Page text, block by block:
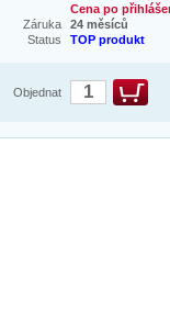
Cena po
Záruka
24 měsíců
Status
TOP produkt
Objednat